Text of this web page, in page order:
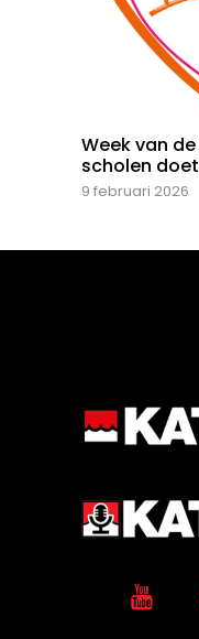
Week van
scholen
9 februari 2026